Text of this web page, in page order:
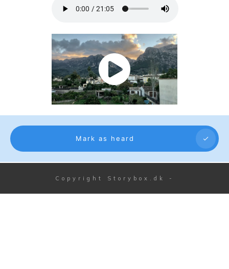
Mark as heard
Copyright Storybox.dk -